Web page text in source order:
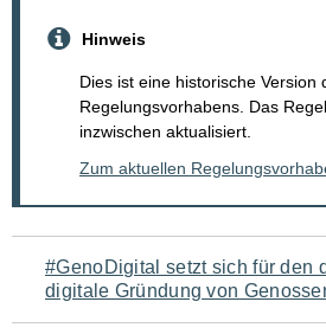
Hinweis
Dies ist eine historische Version
Regelungsvorhabens. Das
inzwischen aktualisiert.
Zum aktuellen
Navigation
für
#GenoDigital setzt sich für den
digitale Gründung von